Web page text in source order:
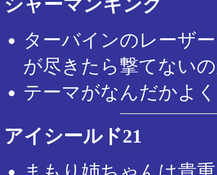
シャーマンキング
ターバインのレーザ
が尽きたら撃てない
テーマがなんだかよ
アイシールド21